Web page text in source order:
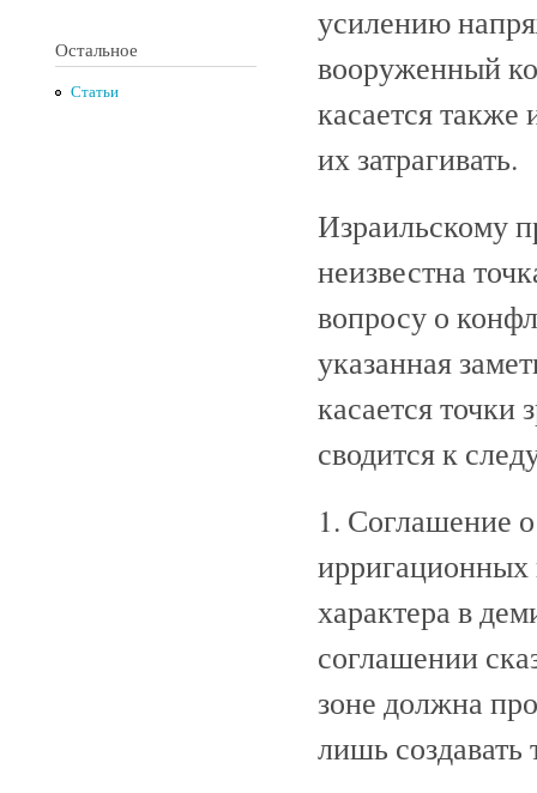
Остальное
Статьи
усилению
вооруженный
касается также
их затрагивать.
Израильскому
неизвестна
вопросу о
указанная
касается точки
сводится к
1. Соглашение
ирригационных
характера в
соглашении
зоне должна
лишь